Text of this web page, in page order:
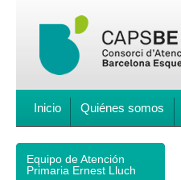
Inicio Quiénes somos
Equipo de Atención
Primaria Ernest Lluch